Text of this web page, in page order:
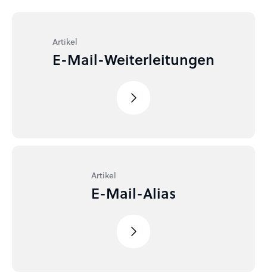
Artikel
E-Mail-Weiter­lei­tungen
Artikel
E-Mail-Alias